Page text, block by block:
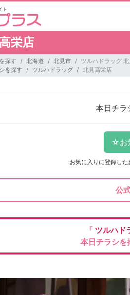
栄店
探す 北海道 北見市
ツルハドラッグ
を探す ツルハドラッグ 北見高栄店
本日チラ
お気に入りに登録した
公
「 ツルハド
本日チラシを